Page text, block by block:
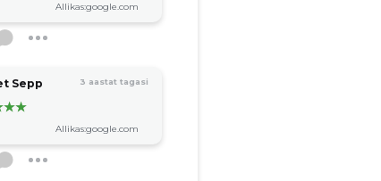
Allikas:google.com
Sepp 3 aastat tagasi
Allikas:google.com